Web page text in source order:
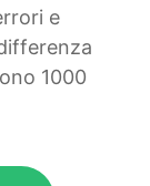
e
1000